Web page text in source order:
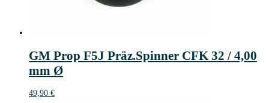
GM Prop F5J Präz.Spinner CFK 32 / 4,00
mm Ø
49,90 €